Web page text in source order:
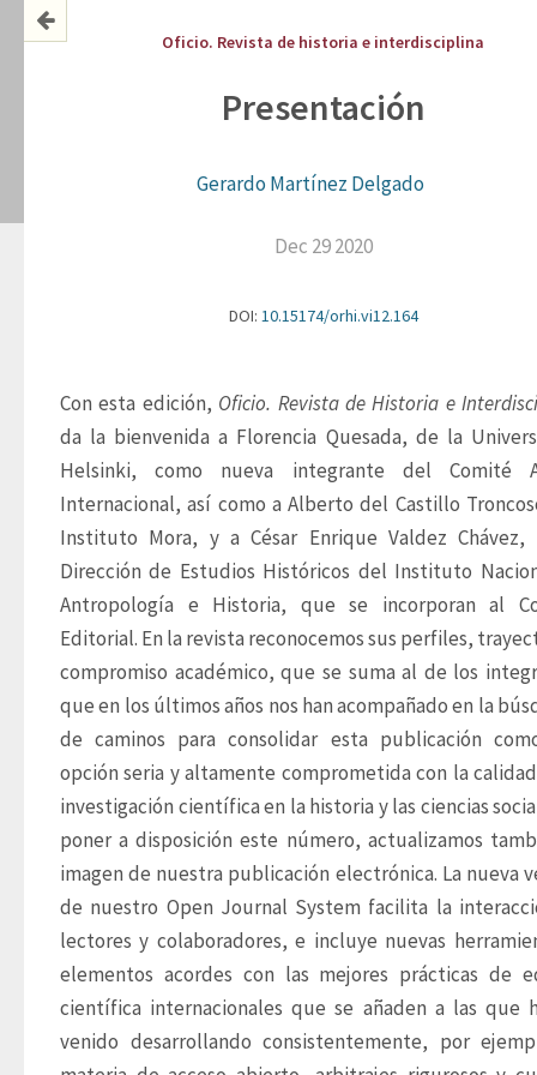
Oficio. Revista de historia e interdisciplina
Presentación
Gerardo Martínez Delgado
Dec 29 2020
DOI: 10.15174/orhi.vi12.164
Con esta edición, Oficio. Revista de Historia e
da la bienvenida a Florencia Quesada, de la
Helsinki, como nueva integrante del Comité
Internacional, así como a Alberto del Castillo
Instituto Mora, y a César Enrique Valdez
Dirección de Estudios Históricos del Instituto
Antropología e Historia, que se incorporan al
Editorial. En la revista reconocemos sus perfiles,
compromiso académico, que se suma al de los
que en los últimos años nos han acompañado en la
de caminos para consolidar esta publicación
opción seria y altamente comprometida con la
investigación científica en la historia y las ciencias
poner a disposición este número, actualizamos
imagen de nuestra publicación electrónica. La nueva
de nuestro Open Journal System facilita la
lectores y colaboradores, e incluye nuevas
elementos acordes con las mejores prácticas de
científica internacionales que se añaden a las que
venido desarrollando consistentemente, por